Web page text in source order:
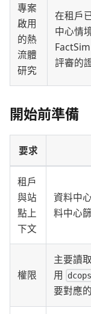
專案
啟用
的熱
流體
研究
在租戶
中心情
評審的
開始前準備
要求
租戶
與站
點上
下文
資料中
料中心
權限
主要讀
用
要對應